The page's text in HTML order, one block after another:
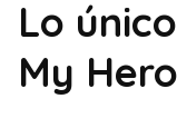
Lo
My